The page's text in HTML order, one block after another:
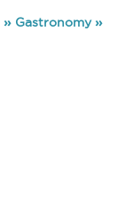
» Gastronomy»